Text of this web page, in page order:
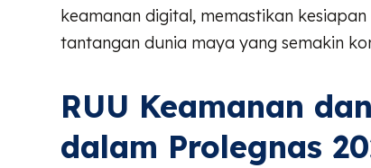
keamanan digital, memastikan
tantangan dunia maya yang semakin
RUU Keamanan
dalam Prolegnas